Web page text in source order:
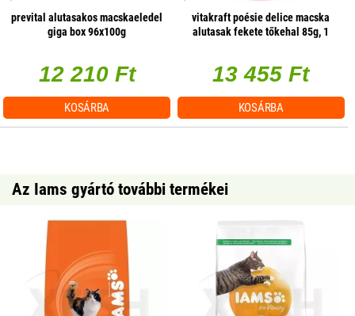
prevital alutasakos macskaeledel
giga box 96x100g
12 210 Ft
KOSÁRBA
vitakraft poésie delice macska
alutasak fekete tőkehal 85g, 1
13 455 Ft
KOSÁRBA
Az Iams gyártó további termékei